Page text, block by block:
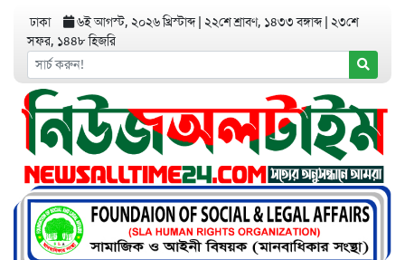
ঢাকা ৬ই আগস্ট, ২০২৬ খ্রিস্টাব্দ ২২শে শ্রাবণ, ১৪৩৩ বঙ্গাব্দ ২৩শে
সফর, ১৪৪৮ হিজরি